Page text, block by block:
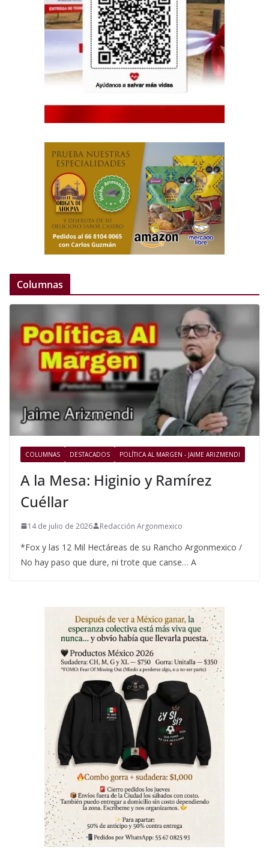
Columnas
COLUMNAS DESTACADOS POLÍTICA AL MARGEN - JAIME ARIZMENDI
A la Mesa: Higinio y Ramírez
Cuéllar
14 de julio de 2026 Redacción Argonmexico
*Fox y las 12 Mil Hectáreas de su Rancho Argonmexico /
No hay paso que dure, ni trote que canse… A